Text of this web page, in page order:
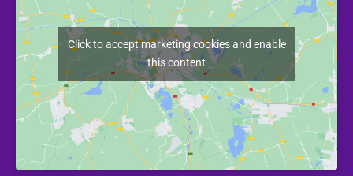
Click to accept marketing cookies and enable
this content